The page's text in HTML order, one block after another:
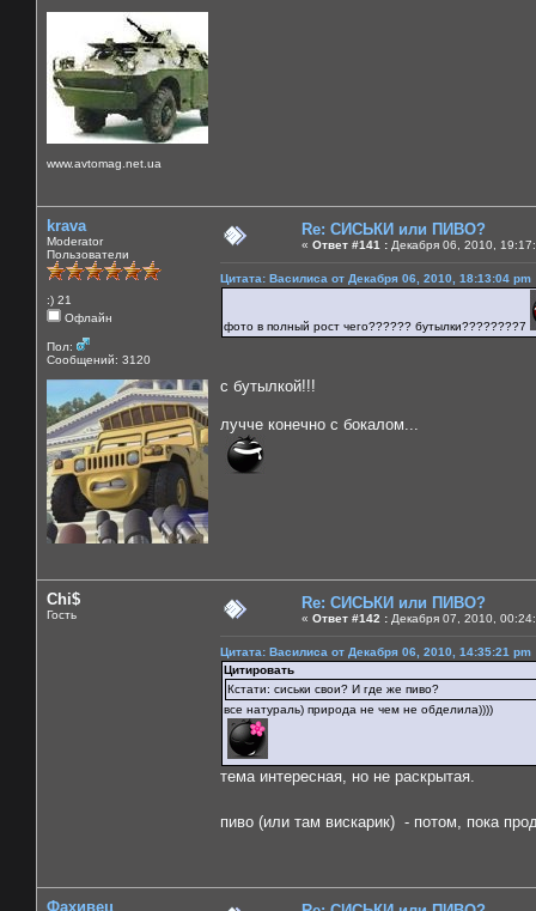
www.avtomag.net.ua
krava
Moderator
Пользователи
:) 21
Офлайн
Пол:
Сообщений: 3120
Re: СИСЬКИ или ПИВО?
« Ответ #141 : Декабря 06, 2010,
Цитата: Василиса от Декабря 06, 2010, 18:13:04 pm
фото в полный рост чего?????? бутылки????????7
с бутылкой!!!
лучче конечно с бокалом...
Chi$
Гость
Re: СИСЬКИ или ПИВО?
« Ответ #142 : Декабря 07, 2010,
Цитата: Василиса от Декабря 06, 2010, 14:35:21 pm
Цитировать
Кстати: сиськи свои? И где же пиво?
все натураль) природа не чем не обделила))))
тема интересная, но не раскрытая.
пиво (или там вискарик) - потом, пока
Фахивец